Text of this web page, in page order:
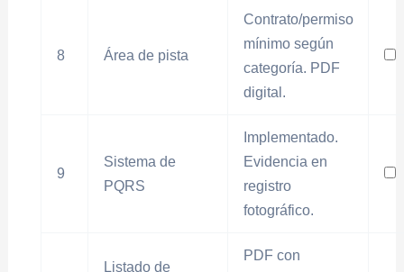
8 Área de pista
Contrato/permiso
mínimo según
categoría. PDF
digital.
9
Sistema de
PQRS
Implementado.
Evidencia en
registro
fotográfico.
Listado de
PDF con